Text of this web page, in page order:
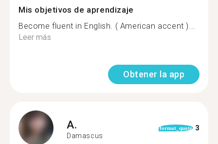
Mis objetivos de aprendizaje
Become fluent in English. ( American accent )...
Leer más
Obtener la app
A.
Damascus
format_quote 3